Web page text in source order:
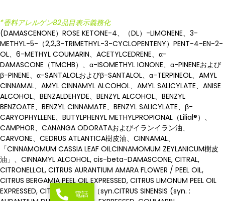
*香料アレルゲン82品目表示義務化
(DAMASCENONE）ROSE KETONE-4、（DL）-LIMONENE、3-
METHYL-5-（2,2,3-TRIMETHYL-3-CYCLOPENTENY）PENT-4-EN-2-
OL、6-METHYL COUMARIN、ACETYLCEDRENE、α-
DAMASCONE（TMCHB）、α-ISOMETHYL IONONE、α-PINENEおよび
β-PINENE、α-SANTALOLおよびβ-SANTALOL、α-TERPINEOL、AMYL
CINNAMAL、AMYL CINNAMYL ALCOHOL、AMYL SALICYLATE、ANISE
ALCOHOL、BENZALDEHYDE、BENZYL ALCOHOL、BENZYL
BENZOATE、BENZYL CINNAMATE、BENZYL SALICYLATE、β-
CARYOPHYLLENE、BUTYLPHENYL METHYLPROPIONAL（Lilial®）、
CAMPHOR、CANANGA ODORATAおよびイランイラン油、
CARVONE、CEDRUS ATLANTICA樹皮油、CINNAMAL、
「CINNAMOMUM CASSIA LEAF OILCINNAMOMUM ZEYLANICUM樹皮
油」、CINNAMYL ALCOHOL, cis-beta-DAMASCONE, CITRAL,
CITRONELLOL, CITRUS AURANTIUM AMARA FLOWER / PEEL OIL,
CITRUS BERGAMIA PEEL OIL EXPRESSED, CITRUS LIMONUM PEEL OIL
EXPRESSED, CITRUS SINENSIS（syn.CITRUS SINENSIS (syn. :
電話